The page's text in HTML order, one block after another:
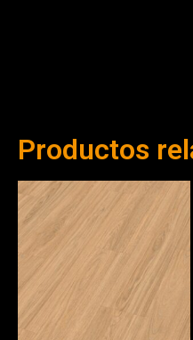
Productos